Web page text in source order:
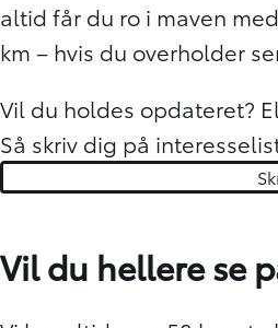
altid får du ro i maven
km – hvis du overholder
Vil du holdes opdateret?
Så skriv dig på
Vil du hellere se